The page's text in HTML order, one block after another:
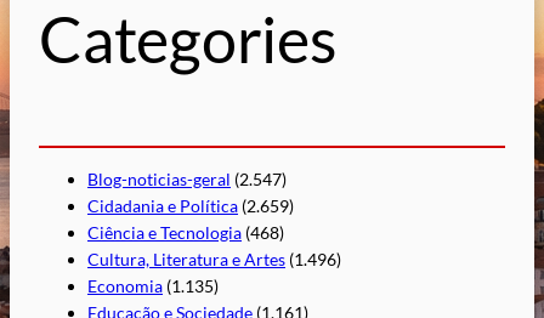
aCategories
Blog-noticias-geral (2.547)
Cidadania e Política (2.659)
Ciência e Tecnologia (468)
Cultura, Literatura e Artes (1.496)
Economia (1.135)
Educação e Sociedade (1.161)